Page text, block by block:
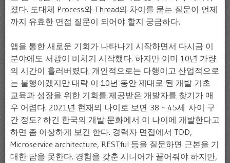
졌다. 도대체 Process와 Thread의 차이를 묻는 질문이 언제
까지 유효한 면접 질문이 되어야 할지 궁금하다.
앱을 통한 새로운 기회가 나타나기 시작하면서 다시금 이
분야에도 서광이 비치기 시작했다. 하지만 이미 10년 가량
의 시간이 흘러버렸다. 개인적으로는 다행이고 산업적으로
는 불행이겠지만 대략 이 10년 동안 제대로 된 개발 기초
교육과 성장을 위한 기회를 제공받은 개발자를 찾기가 매
우 어렵다. 2021년 현재의 나이로 보면 38 ~ 45세 사이 구
간 정도? 하긴 한국의 개발 문화에서 이 나이에 개발한다고
하면 좀 이상하게 보긴 한다. 경력자 면접에서 TDD,
Microservice architecture, RESTful 등을 질문하면 근본을 기
대한 답을 못한다. 경험을 갖춘 시니어가 끌어줘야 하지만,